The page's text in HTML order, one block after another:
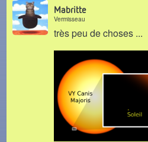
Mabritte
Vermisseau
très peu de choses ...